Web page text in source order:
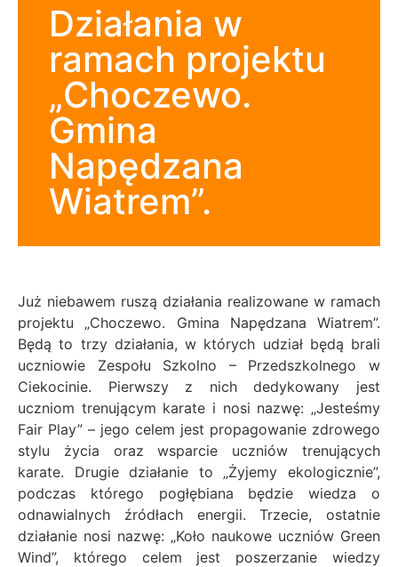
Działania w
ramach projektu
„Choczewo.
Gmina
Napędzana
Wiatrem”.
Już niebawem ruszą działania realizowane w ramach
projektu „Choczewo. Gmina Napędzana Wiatrem”.
Będą to trzy działania, w których udział będą brali
uczniowie Zespołu Szkolno – Przedszkolnego w
Ciekocinie. Pierwszy z nich dedykowany jest
uczniom trenującym karate i nosi nazwę: „Jesteśmy
Fair Play” – jego celem jest propagowanie zdrowego
stylu życia oraz wsparcie uczniów trenujących
karate. Drugie działanie to „Żyjemy ekologicznie”,
podczas którego pogłębiana będzie wiedza o
odnawialnych źródłach energii. Trzecie, ostatnie
działanie nosi nazwę: „Koło naukowe uczniów Green
Wind”, którego celem jest poszerzanie wiedzy